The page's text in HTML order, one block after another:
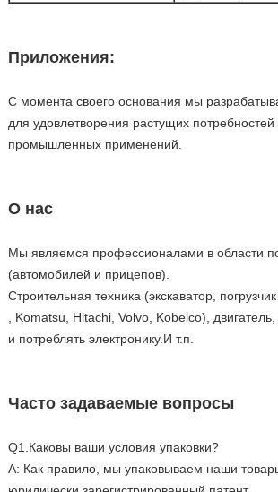
Приложения:
С момента своего основания мы
для удовлетворения растущих
промышленных применений.
О нас
Мы являемся профессионалами в области
(автомобилей и прицепов).
Строительная техника (экскаватор,
, Komatsu, Hitachi, Volvo, Kobelco),
и потреблять электронику.И т.п.
Часто задаваемые вопросы
Q1.Каковы ваши условия упаковки?
A: Как правило, мы упаковываем наши